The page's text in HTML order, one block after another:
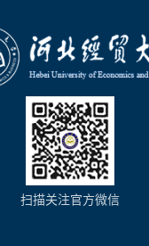
扫描关注官方微信